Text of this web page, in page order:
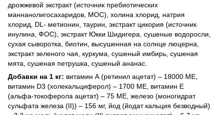
дрожжевой экстракт (источник пребиотических
маннанолигосахаридов, МОС), холина хлорид, натрия
хлорид, DL- метионин, таурин, экстракт цикория (источник
инулина, ФОС), экстракт Юкки Шидигера, сушеные водоросли,
сухая сыворотка, биотин, высушенная на солнце люцерна,
экстракт зеленого чая, куркума, сушеный имбирь, сушеная
мята, сушеная петрушка, сушеный ананас.
Добавки на 1 кг: витамин А (ретинил ацетат) – 18000 МЕ,
витамин D3 (холекальциферол) – 1700 МЕ, витамин E
(альфа-токоферола ацетат) – 75 МЕ, железо (моногидрат
сульфата железа (II)) – 156 мг, йод (йодат кальция безводный)